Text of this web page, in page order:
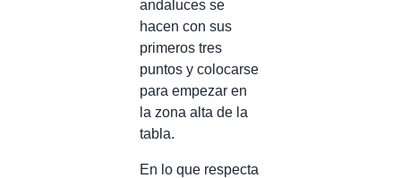
andaluces se
hacen con sus
primeros tres
puntos y colocarse
para empezar en
la zona alta de la
tabla.
En lo que respecta